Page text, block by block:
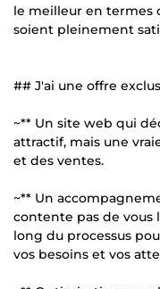
le meilleur en termes
soient pleinement
## J'ai une offre
~** Un site web qui
attractif, mais une
et des ventes.
~** Un
contente pas de vous
long du processus
vos besoins et vos